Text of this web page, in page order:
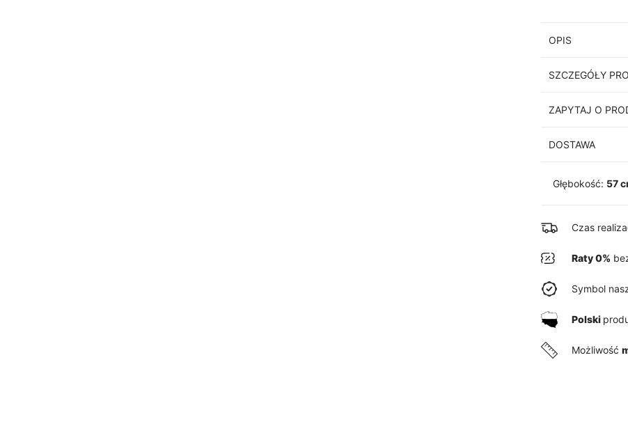
OPIS
SZCZEGÓŁY
ZAPYTAJ O
DOSTAWA
Głębokość: 57
Czas
Raty 0%
Symbol
Polski
Możliwość